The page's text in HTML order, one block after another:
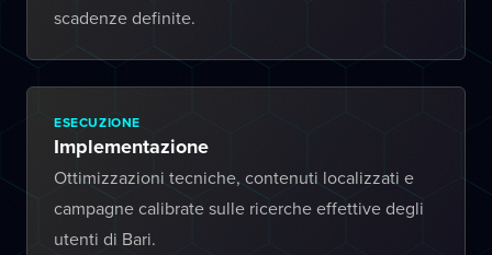
scadenze definite.
ESECUZIONE
Implementazione
Ottimizzazioni tecniche, contenuti localizzati e
campagne calibrate sulle ricerche effettive degli
utenti di Bari.